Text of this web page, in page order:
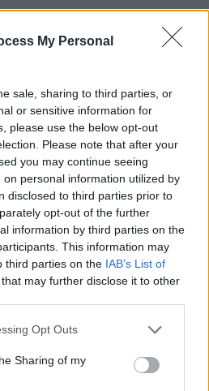
My Personal
sale, sharing to third parties, or
or sensitive information for
please use the below opt-out
Please note that after your
you may continue seeing
personal information utilized by
disclosed to third parties prior to
opt-out of the further
information by third parties on the
This information may
third parties on the IAB’s List of
that may further disclose it to other
app uses one or more Google
behaviour. You may click to
and its third-party tags to
Opt Outs
Sharing of my
Μελέτη για τα